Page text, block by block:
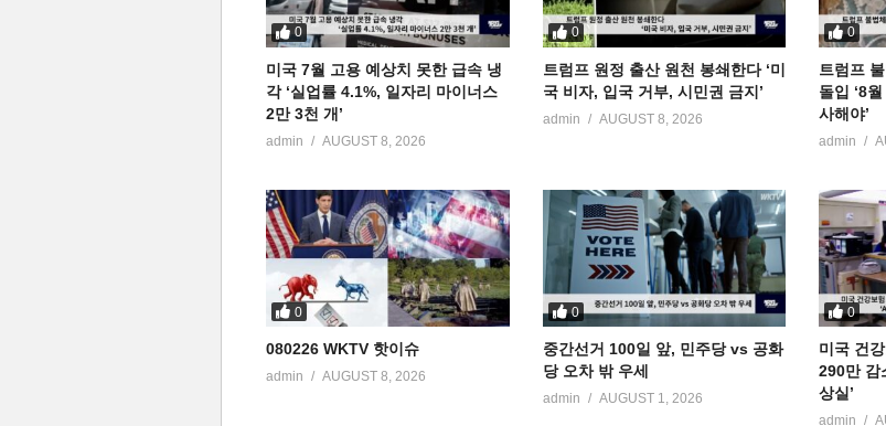
0
미국 7월 고용 예상치 못한 급속 냉
각 ‘실업률 4.1%, 일자리 마이너스
2만 3천 개’
admin AUGUST 8, 2026
0
트럼프 원정 출산 원천 봉쇄한다 ‘미
국 비자, 입국 거부, 시민권 금지’
admin AUGUST 8, 2026
0
트럼프
돌입 ‘8
사해야’
admin
0
080226 WKTV 핫이슈
admin AUGUST 8, 2026
0
중간선거 100일 앞, 민주당 vs 공화
당 오차 밖 우세
admin AUGUST 1, 2026
0
미국 건
290만 감
상실’
admin